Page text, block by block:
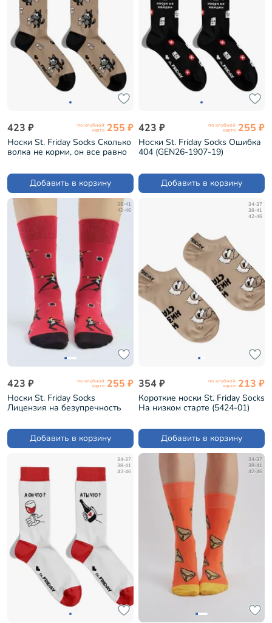
423 ₽ по клубной
карте 255 ₽
Носки St. Friday Socks Сколько
волка не корми, он все равно
Добавить в корзину
423 ₽ по клубной
карте 255 ₽
Носки St. Friday Socks Ошибка
404 (GEN26-1907-19)
Добавить в корзину
38-41
42-46
423 ₽ по клубной
карте 255 ₽
Носки St. Friday Socks
Лицензия на безупречность
Добавить в корзину
34-37
38-41
42-46
354 ₽ по клубной
карте 213 ₽
Короткие носки St. Friday Socks
На низком старте (5424-01)
Добавить в корзину
34-37
38-41
42-46
34-37
38-41
42-46